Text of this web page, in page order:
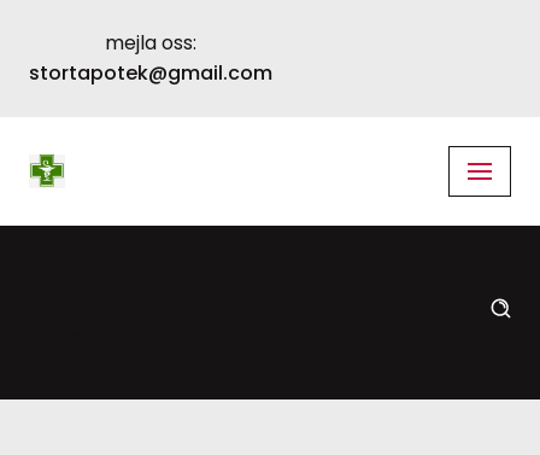
Skip
mejla oss:
stortapotek@gmail.com